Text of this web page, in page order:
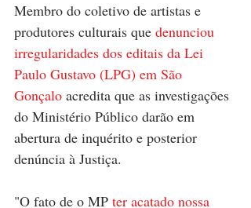
Membro do coletivo de artistas e
produtores culturais que denunciou
irregularidades dos editais da Lei
Paulo Gustavo (LPG) em São
Gonçalo acredita que as investigações
do Ministério Público darão em
abertura de inquérito e posterior
denúncia à Justiça.
"O fato de o MP ter acatado nossa